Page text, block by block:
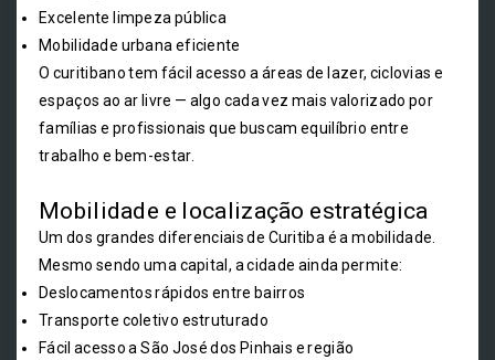
Excelente limpeza pública
Mobilidade urbana eficiente
O curitibano tem fácil acesso a áreas de lazer, ciclovias e
espaços ao ar livre — algo cada vez mais valorizado por
famílias e profissionais que buscam equilíbrio entre
trabalho e bem-estar.
Mobilidade e localização estratégica
Um dos grandes diferenciais de Curitiba é a mobilidade.
Mesmo sendo uma capital, a cidade ainda permite:
Deslocamentos rápidos entre bairros
Transporte coletivo estruturado
Fácil acesso a São José dos Pinhais e região